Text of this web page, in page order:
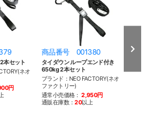
本セット
ネオ
円
商品番号 001380
タイダウン ループエンド付き
650kg 2本セット
ブランド：NEO FACTORY(ネオ
ファクトリー)
通常小売価格： 2,950円
通販在庫数：20以上
商
ブラ